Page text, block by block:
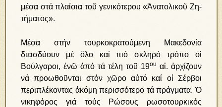
μέ­σα στά πλαί­σια τοῦ γε­νι­κό­τε­ρου «Ἀ­να­το­λι­κοῦ Ζη­
τή­μα­τος».
Μέσα στήν τουρκοκρατούμενη Μακεδονία
διεισδύουν μέ ὅλο καί πιό σκληρό τρόπο οἱ
Βούλγαροι, ἐνῶ ἀπό τά τέλη τοῦ 19ου αἰ. ἀρχίζουν
νά προωθοῦνται στόν χῶρο αὐτό καί οἱ Σέρβοι
περιπλέκοντας ἀκόμη περισσότερο τά πράγματα. Ὁ
νικηφόρος γιά τούς Ρώσους ρωσοτουρκικός